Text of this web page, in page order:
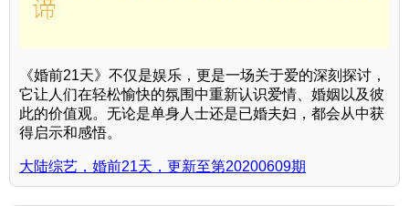
《婚前21天》不仅是娱乐，更是一场关于爱的深刻探讨，
它让人们在轻松愉快的氛围中重新认识爱情、婚姻以及彼
此的价值观。无论是单身人士还是已婚夫妇，都会从中获
得启示和感悟。
大陆综艺，婚前21天，更新至第20200609期